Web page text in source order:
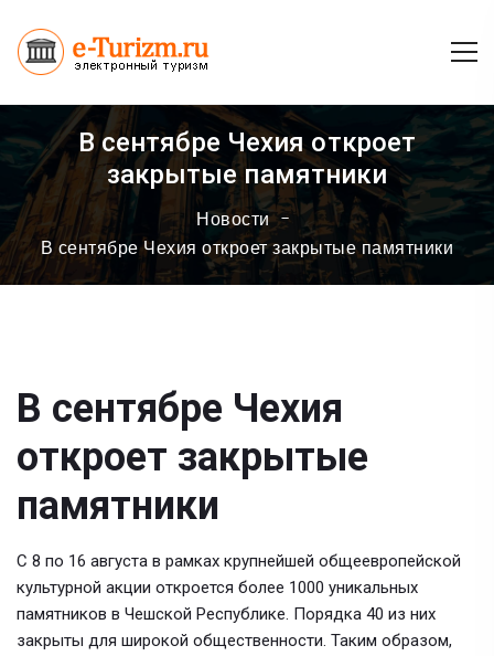
В сентябре Чехия откроет
закрытые памятники
Новости
В сентябре Чехия откроет закрытые памятники
В сентябре Чехия
откроет закрытые
памятники
С 8 по 16 августа в рамках крупнейшей общеевропейской
культурной акции откроется более 1000 уникальных
памятников в Чешской Республике. Порядка 40 из них
закрыты для широкой общественности. Таким образом,